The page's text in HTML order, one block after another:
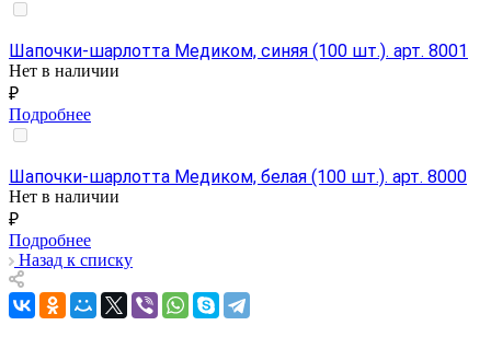
Шапочки-шарлотта Медиком, синяя (100 шт.). арт. 8001
Нет в наличии
₽
Подробнее
Шапочки-шарлотта Медиком, белая (100 шт.). арт. 8000
Нет в наличии
₽
Подробнее
Назад к списку